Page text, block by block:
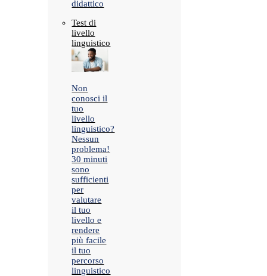
didattico
Test di
livello
linguistico
Non
conosci il
tuo
livello
linguistico?
Nessun
problema!
30 minuti
sono
sufficienti
per
valutare
il tuo
livello e
rendere
più facile
il tuo
percorso
linguistico